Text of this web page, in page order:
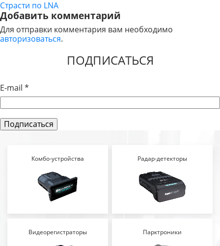
НАВИГАЦИЯ
ПО
ЗАПИСЯМ
Страсти по LNA
Добавить комментарий
Для отправки комментария вам необходимо
авторизоваться.
ПОДПИСАТЬСЯ
E-mail *
Комбо-устройства Радар-детекторы
Видеорегистраторы Парктроники